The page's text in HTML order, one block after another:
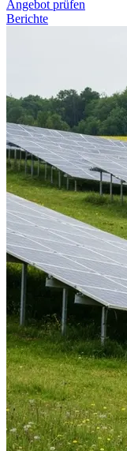
Angebot prüfen
Berichte